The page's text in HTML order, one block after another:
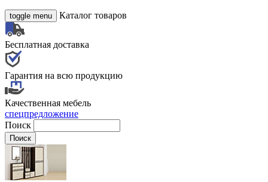
toggle menu Каталог товаров
Бесплатная доставка
Гарантия на всю продукцию
Качественная мебель
спецпредложение
Поиск